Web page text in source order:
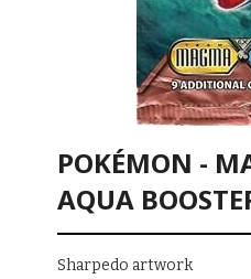
POKÉMON -
AQUA
Sharpedo artwork